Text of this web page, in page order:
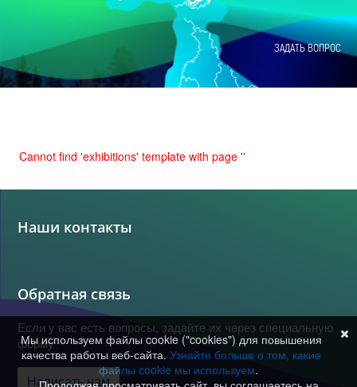
ЗАДАТЬ ВОПРОС
Cannot find 'exhibitions' template with page ''
Наши контакты
Обратная связь
Если у вас есть вопросы, задайте их через специальную
форму
Написать нам
Мы используем файлы cookie ("cookies") для повышения
качества работы веб-сайта. Узнайте больше о том, какие
файлы cookie мы используем.